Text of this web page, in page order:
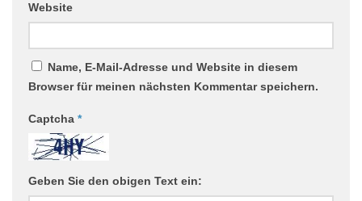
Website
Name, E-Mail-Adresse und Website in diesem
Browser für meinen nächsten Kommentar speichern.
Captcha *
Geben Sie den obigen Text ein: